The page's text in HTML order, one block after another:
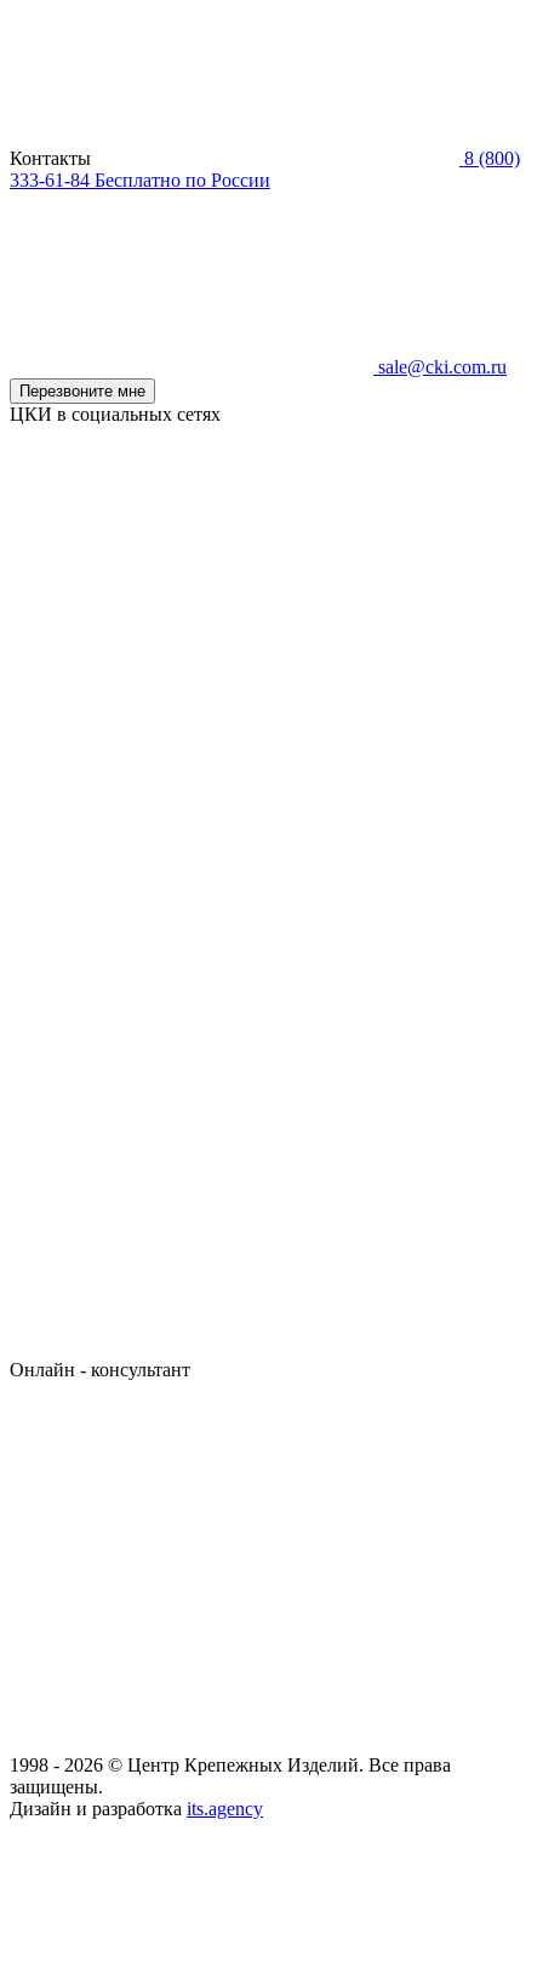
Контакты
8 (800)
333-61-84 Бесплатно по России
sale@cki.com.ru
Перезвоните мне
ЦКИ в социальных сетях
Онлайн - консультант
1998 - 2026 © Центр Крепежных Изделий. Все права
защищены.
Дизайн и разработка its.agency